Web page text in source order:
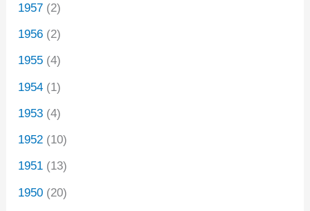
1957 (2)
1956 (2)
1955 (4)
1954 (1)
1953 (4)
1952 (10)
1951 (13)
1950 (20)